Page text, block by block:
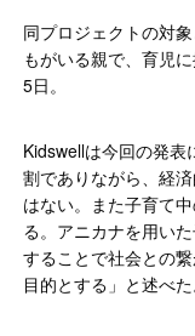
同プロジェクトの対
もがいる親で、育児
5日。
Kidswellは今回の発
割でありながら、経
はない。また子育て
る。アニカナを用い
することで社会との
目的とする」と述べた